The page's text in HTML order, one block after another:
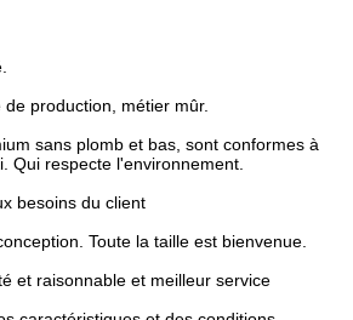
production, métier mûr.
sans plomb et bas, sont conformes à
Qui respecte l'environnement.
besoins du client
Toute la taille est bienvenue.
et raisonnable et meilleur service